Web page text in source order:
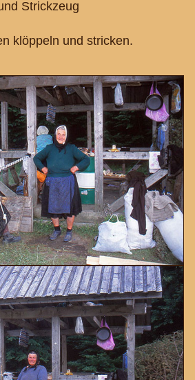
klöppeln und stricken.